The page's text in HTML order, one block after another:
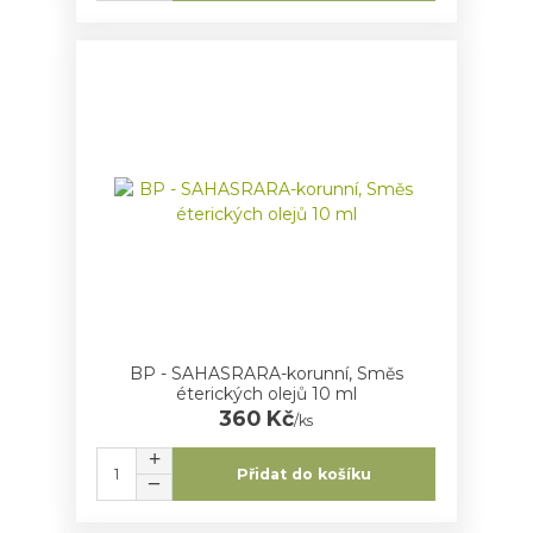
BP - SAHASRARA-korunní, Směs
éterických olejů 10 ml
360 Kč/ks
Přidat do košíku